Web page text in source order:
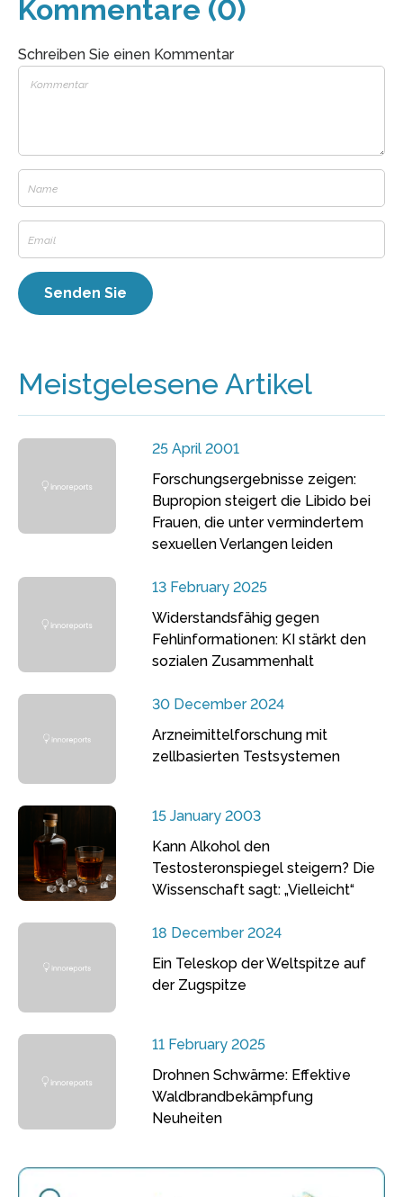
Kommentare (0)
Schreiben Sie einen Kommentar
Meistgelesene Artikel
25 April 2001
Forschungsergebnisse zeigen:
Bupropion steigert die Libido bei
Frauen, die unter vermindertem
sexuellen Verlangen leiden
13 February 2025
Widerstandsfähig gegen
Fehlinformationen: KI stärkt den
sozialen Zusammenhalt
30 December 2024
Arzneimittelforschung mit
zellbasierten Testsystemen
15 January 2003
Kann Alkohol den
Testosteronspiegel steigern? Die
Wissenschaft sagt: „Vielleicht“
18 December 2024
Ein Teleskop der Weltspitze auf
der Zugspitze
11 February 2025
Drohnen Schwärme: Effektive
Waldbrandbekämpfung
Neuheiten